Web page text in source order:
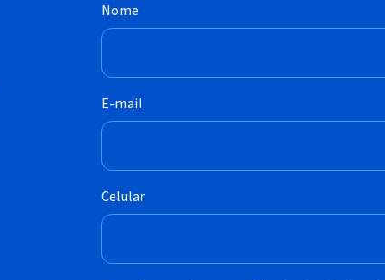
Nome
E-mail
Celular